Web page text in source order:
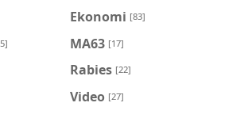
Ekonomi [83]
MA63 [17]
Rabies [22]
Video [27]